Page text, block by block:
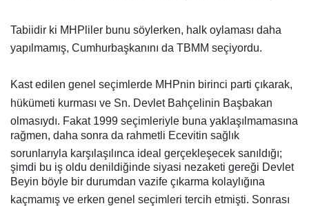
Tabiidir ki MHPliler bunu söylerken, halk oylaması daha
yapılmamış, Cumhurbaşkanını da TBMM seçiyordu.
Kast edilen genel seçimlerde MHPnin birinci parti çıkarak,
hükümeti kurması ve Sn. Devlet Bahçelinin Başbakan
olmasıydı. Fakat 1999 seçimleriyle buna yaklaşılmamasına
rağmen, daha sonra da rahmetli Ecevitin sağlık
sorunlarıyla karşılaşılınca ideal gerçekleşecek sanıldığı;
şimdi bu iş oldu denildiğinde siyasi nezaketi gereği Devlet
Beyin böyle bir durumdan vazife çıkarma kolaylığına
kaçmamış ve erken genel seçimleri tercih etmişti. Sonrası